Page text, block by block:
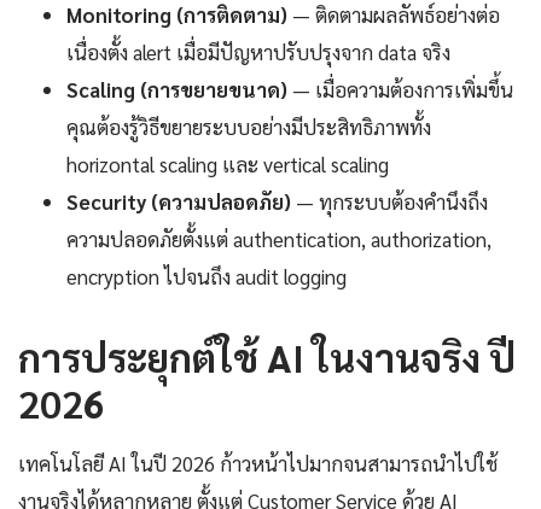
Monitoring (การติดตาม) — ติดตามผลลัพธ์อย่างต่อ
เนื่องตั้ง alert เมื่อมีปัญหาปรับปรุงจาก data จริง
Scaling (การขยายขนาด) — เมื่อความต้องการเพิ่มขึ้น
คุณต้องรู้วิธีขยายระบบอย่างมีประสิทธิภาพทั้ง
horizontal scaling และ vertical scaling
Security (ความปลอดภัย) — ทุกระบบต้องคำนึงถึง
ความปลอดภัยตั้งแต่ authentication, authorization,
encryption ไปจนถึง audit logging
การประยุกต์ใช้ AI ในงานจริง ปี
2026
เทคโนโลยี AI ในปี 2026 ก้าวหน้าไปมากจนสามารถนำไปใช้
งานจริงได้หลากหลาย ตั้งแต่ Customer Service ด้วย AI